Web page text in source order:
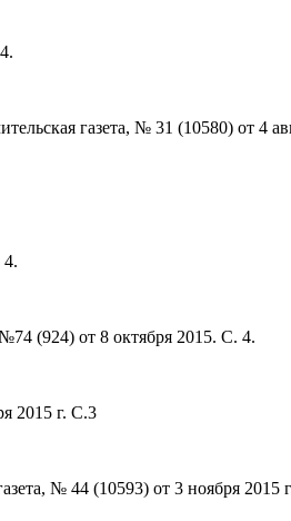
газета, № 31 (10580) от 4
4.
(924) от 8 октября 2015. С. 4.
2015 г. С.3
№ 44 (10593) от 3 ноября 2015